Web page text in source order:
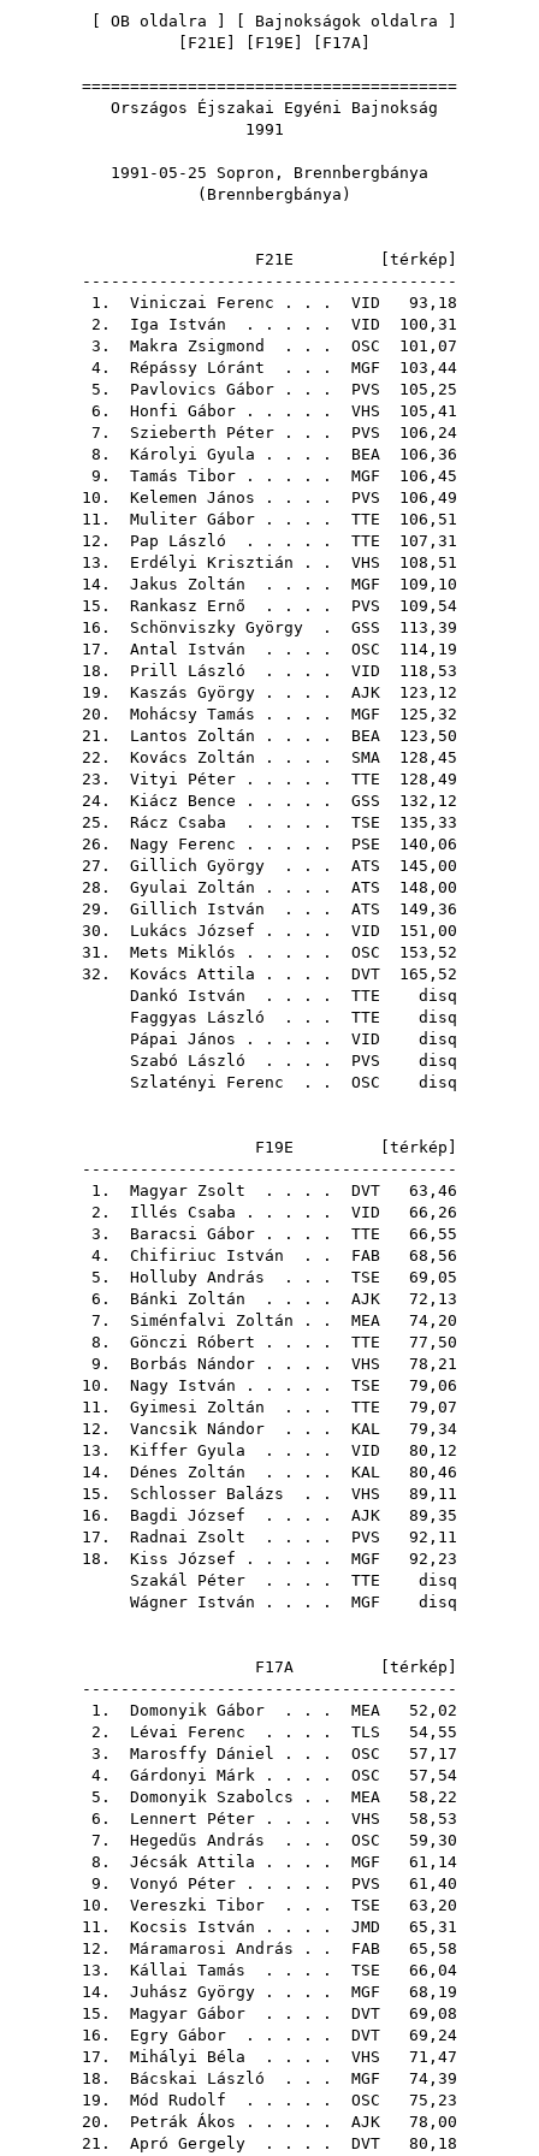
OB oldalra Bajnokságok oldalra
F21E F19E F17A
=======================================
Országos Éjszakai Egyéni Bajnokság
1991
1991-05-25 Sopron, Brennbergbánya
(Brennbergbánya)
F21E [ térkép
---------------------------------------
1. Viniczai Ferenc . . . VID 93,18
2. Iga István . . . . . VID 100,31
3. Makra Zsigmond . . . OSC 101,07
4. Répássy Lóránt . . . MGF 103,44
5. Pavlovics Gábor . . . PVS 105,25
6. Honfi Gábor . . . . . VHS 105,41
7. Szieberth Péter . . . PVS 106,24
8. Károlyi Gyula . . . . BEA 106,36
9. Tamás Tibor . . . . . MGF 106,45
10. Kelemen János . . . . PVS 106,49
11. Muliter Gábor . . . . TTE 106,51
12. Pap László . . . . . TTE 107,31
13. Erdélyi Krisztián . . VHS 108,51
14. Jakus Zoltán . . . . MGF 109,10
15. Rankasz Ernő . . . . PVS 109,54
16. Schönviszky György . GSS 113,39
17. Antal István . . . . OSC 114,19
18. Prill László . . . . VID 118,53
19. Kaszás György . . . . AJK 123,12
20. Mohácsy Tamás . . . . MGF 125,32
21. Lantos Zoltán . . . . BEA 123,50
22. Kovács Zoltán . . . . SMA 128,45
23. Vityi Péter . . . . . TTE 128,49
24. Kiácz Bence . . . . . GSS 132,12
25. Rácz Csaba . . . . . TSE 135,33
26. Nagy Ferenc . . . . . PSE 140,06
27. Gillich György . . . ATS 145,00
28. Gyulai Zoltán . . . . ATS 148,00
29. Gillich István . . . ATS 149,36
30. Lukács József . . . . VID 151,00
31. Mets Miklós . . . . . OSC 153,52
32. Kovács Attila . . . . DVT 165,52
Dankó István . . . . TTE disq
Faggyas László . . . TTE disq
Pápai János . . . . . VID disq
Szabó László . . . . PVS disq
Szlatényi Ferenc . . OSC disq
F19E [ térkép
---------------------------------------
1. Magyar Zsolt . . . . DVT 63,46
2. Illés Csaba . . . . . VID 66,26
3. Baracsi Gábor . . . . TTE 66,55
4. Chifiriuc István . . FAB 68,56
5. Holluby András . . . TSE 69,05
6. Bánki Zoltán . . . . AJK 72,13
7. Siménfalvi Zoltán . . MEA 74,20
8. Gönczi Róbert . . . . TTE 77,50
9. Borbás Nándor . . . . VHS 78,21
10. Nagy István . . . . . TSE 79,06
11. Gyimesi Zoltán . . . TTE 79,07
12. Vancsik Nándor . . . KAL 79,34
13. Kiffer Gyula . . . . VID 80,12
14. Dénes Zoltán . . . . KAL 80,46
15. Schlosser Balázs . . VHS 89,11
16. Bagdi József . . . . AJK 89,35
17. Radnai Zsolt . . . . PVS 92,11
18. Kiss József . . . . . MGF 92,23
Szakál Péter . . . . TTE disq
Wágner István . . . . MGF disq
F17A [ térkép
---------------------------------------
1. Domonyik Gábor . . . MEA 52,02
2. Lévai Ferenc . . . . TLS 54,55
3. Marosffy Dániel . . . OSC 57,17
4. Gárdonyi Márk . . . . OSC 57,54
5. Domonyik Szabolcs . . MEA 58,22
6. Lennert Péter . . . . VHS 58,53
7. Hegedűs András . . . OSC 59,30
8. Jécsák Attila . . . . MGF 61,14
9. Vonyó Péter . . . . . PVS 61,40
10. Vereszki Tibor . . . TSE 63,20
11. Kocsis István . . . . JMD 65,31
12. Máramarosi András . . FAB 65,58
13. Kállai Tamás . . . . TSE 66,04
14. Juhász György . . . . MGF 68,19
15. Magyar Gábor . . . . DVT 69,08
16. Egry Gábor . . . . . DVT 69,24
17. Mihályi Béla . . . . VHS 71,47
18. Bácskai László . . . MGF 74,39
19. Mód Rudolf . . . . . OSC 75,23
20. Petrák Ákos . . . . . AJK 78,00
21. Apró Gergely . . . . DVT 80,18